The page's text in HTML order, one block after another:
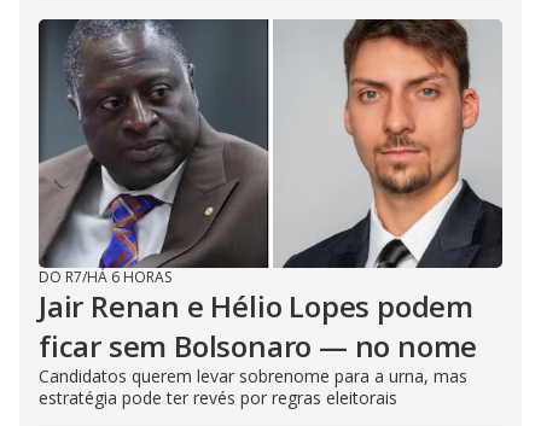
DO R7/HÁ 6 HORAS
Jair Renan e Hélio Lopes podem
ficar sem Bolsonaro — no nome
Candidatos querem levar sobrenome para a urna, mas
estratégia pode ter revés por regras eleitorais